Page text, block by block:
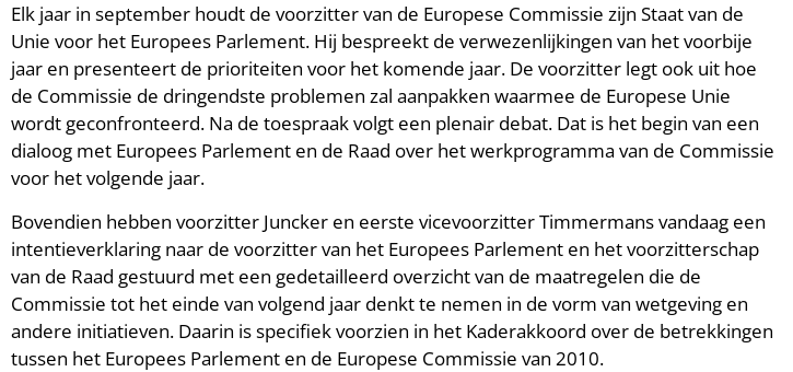
Elk jaar in september houdt de voorzitter van de Europese Commissie zijn Staat van de
Unie voor het Europees Parlement. Hij bespreekt de verwezenlijkingen van het voorbije
jaar en presenteert de prioriteiten voor het komende jaar. De voorzitter legt ook uit hoe
de Commissie de dringendste problemen zal aanpakken waarmee de Europese Unie
wordt geconfronteerd. Na de toespraak volgt een plenair debat. Dat is het begin van een
dialoog met Europees Parlement en de Raad over het werkprogramma van de Commissie
voor het volgende jaar.
Bovendien hebben voorzitter Juncker en eerste vicevoorzitter Timmermans vandaag een
intentieverklaring naar de voorzitter van het Europees Parlement en het voorzitterschap
van de Raad gestuurd met een gedetailleerd overzicht van de maatregelen die de
Commissie tot het einde van volgend jaar denkt te nemen in de vorm van wetgeving en
andere initiatieven. Daarin is specifiek voorzien in het Kaderakkoord over de betrekkingen
tussen het Europees Parlement en de Europese Commissie van 2010.